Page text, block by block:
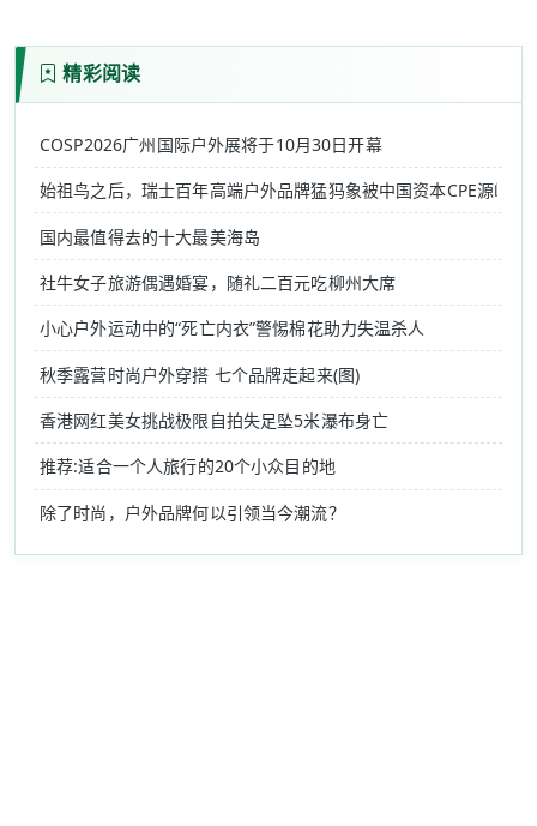
精彩阅读
COSP2026广州国际户外展将于10月30日开幕
始祖鸟之后，瑞士百年高端户外品牌猛犸象被中国资本CPE源峰收
国内最值得去的十大最美海岛
社牛女子旅游偶遇婚宴，随礼二百元吃柳州大席
小心户外运动中的“死亡内衣”警惕棉花助力失温杀人
秋季露营时尚户外穿搭 七个品牌走起来(图)
香港网红美女挑战极限自拍失足坠5米瀑布身亡
推荐:适合一个人旅行的20个小众目的地
除了时尚，户外品牌何以引领当今潮流？